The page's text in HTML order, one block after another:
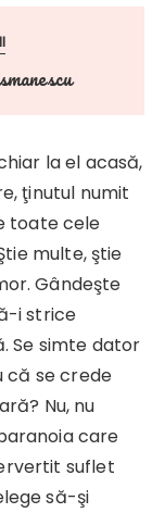
la el acasă,
ţinutul numit
toate cele
multe, ştie
Gândeşte
i strice
Se simte dator
că se crede
Nu, nu
care
suflet
să-şi